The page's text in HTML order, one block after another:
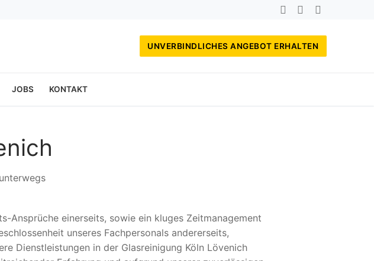
UNVERBINDLICHES ANGEBOT ERHALTEN
JOBS KONTAKT
Ansprüche einerseits, sowie ein kluges Zeitmanagement
unseres Fachpersonals andererseits,
Dienstleistungen in der Glasreinigung Köln Lövenich